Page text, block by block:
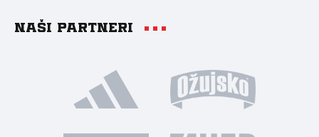
Naši partneri